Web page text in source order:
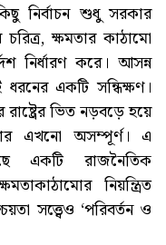
নির্বাচন শুধু সরকার
ক্ষমতার কাঠামো
নির্ধারণ করে। আসন্ন
ধরনের একটি সন্ধিক্ষণ।
ভিত নড়বড়ে হয়ে
এখনো অসম্পূর্ণ। এ
একটি রাজনৈতিক
নিয়ন্ত্রিত
সত্ত্বেও ‘পরিবর্তন ও